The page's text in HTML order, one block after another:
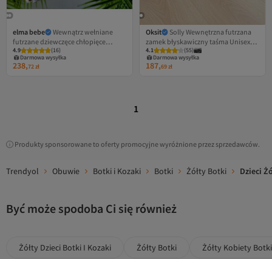
elma bebe
Wewnątrz wełniane
futrzane dziewczęce chłopięce
unisex niemowlęce dziecięce
deszczowe zimowe buty na rzepy
4.9 (16)
Darmowa wysyłka
238,72zł
Oksit
Solly Wewnętrzna futrzana
zamek błyskawiczny taśma Unisex
dziecięce buty
4.1 (55)
Darmowa wysyłka
187,69zł
1
Produkty sponsorowane to oferty promocyjne wyróżnione przez sprzedawców.
Trendyol Obuwie Botki i Kozaki Botki Żółty Botki Dzieci
Być może spodoba Ci się również
Żółty Dzieci Botki I Kozaki Żółty Botki Żółty Kobiety Botki